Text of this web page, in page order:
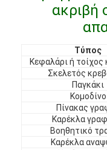
Έπιπλα
Έπιπλα βίλας
Έπιπλα
Έπιπλα
Έπιπλα
Έπιπλα γραφείου
ακριβή
Τύπος
Κεφαλάρι ή τοίχος
Σκελετός
Παγκάκι
Κομοδίνο
Πίνακας
Καρέκλα
Βοηθητικό
Καρέκλα